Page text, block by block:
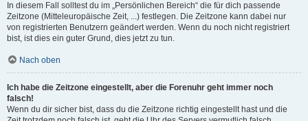
In diesem Fall solltest du im „Persönlichen Bereich“ die für dich passende
Zeitzone (Mitteleuropäische Zeit, ...) festlegen. Die Zeitzone kann dabei nur
von registrierten Benutzern geändert werden. Wenn du noch nicht registriert
bist, ist dies ein guter Grund, dies jetzt zu tun.
Nach oben
Ich habe die Zeitzone eingestellt, aber die Forenuhr geht immer noch
falsch!
Wenn du dir sicher bist, dass du die Zeitzone richtig eingestellt hast und die